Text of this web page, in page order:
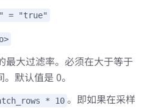
= "true"
最大过滤率。必须在大于等于
默认值是 0。
* 10 。即如果在采样